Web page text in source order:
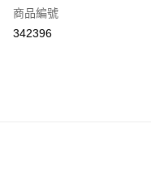
Apple Pay
商品編號
342396